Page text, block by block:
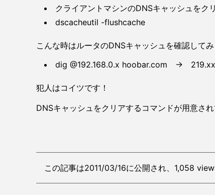
クライアントマシンのDNSキャッシュをク
dscacheutil -flushcache
こんな時はルータのDNSキャッシュを確認してみ
dig @192.168.0.x hoobar.com →
犯人はコイツです！
DNSキャッシュをクリアするコマンドが用意さ
この記事は2011/03/16に公開され、1,058